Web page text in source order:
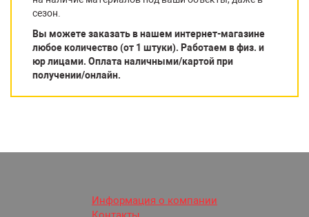
сезон.
Вы можете заказать в нашем интернет-магазине
любое количество (от 1 штуки). Работаем в физ. и
юр лицами. Оплата наличными/картой при
получении/онлайн.
Информация о компании